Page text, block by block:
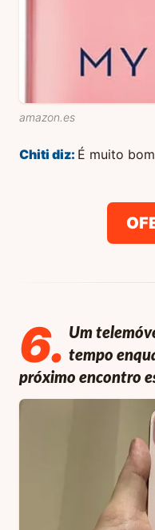
amazon.es
Chiti diz: É muito
6. Um
tempo
próximo encontro